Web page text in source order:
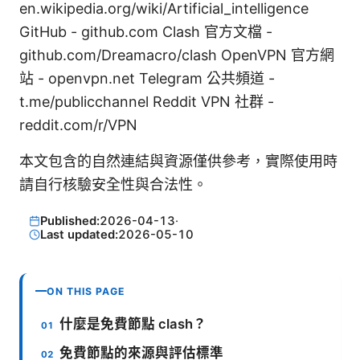
en.wikipedia.org/wiki/Artificial_intelligence
GitHub - github.com Clash 官方文檔 -
github.com/Dreamacro/clash OpenVPN 官方網
站 - openvpn.net Telegram 公共頻道 -
t.me/publicchannel Reddit VPN 社群 -
reddit.com/r/VPN
本文包含的自然連結與資源僅供參考，實際使用時
請自行核驗安全性與合法性。
Published:2026-04-13·
Last updated:2026-05-10
ON THIS PAGE
什麼是免費節點 clash？
免費節點的來源與評估標準